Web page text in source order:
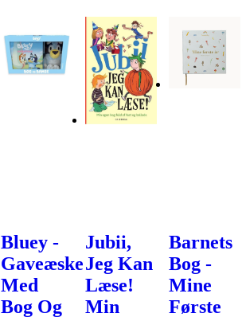
Bluey -
Gaveæske
Med
Bog Og
Jubii,
Jeg Kan
Læse!
Min
Barnets
Bog -
Mine
Første